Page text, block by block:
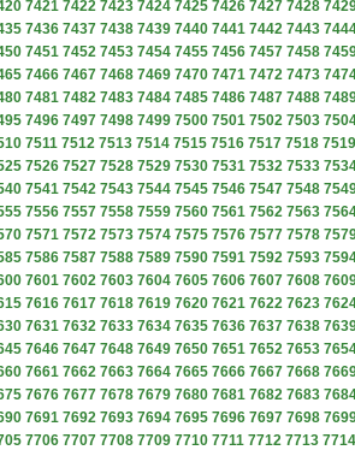
7421 7422 7423 7424 7425 7426 7427 7428
7436 7437 7438 7439 7440 7441 7442 7443
7451 7452 7453 7454 7455 7456 7457 7458
7466 7467 7468 7469 7470 7471 7472 7473
7481 7482 7483 7484 7485 7486 7487 7488
7496 7497 7498 7499 7500 7501 7502 7503
7511 7512 7513 7514 7515 7516 7517 7518 7519
7526 7527 7528 7529 7530 7531 7532 7533
7541 7542 7543 7544 7545 7546 7547 7548
7556 7557 7558 7559 7560 7561 7562 7563
7571 7572 7573 7574 7575 7576 7577 7578
7586 7587 7588 7589 7590 7591 7592 7593
7601 7602 7603 7604 7605 7606 7607 7608
7616 7617 7618 7619 7620 7621 7622 7623
7631 7632 7633 7634 7635 7636 7637 7638
7646 7647 7648 7649 7650 7651 7652 7653
7661 7662 7663 7664 7665 7666 7667 7668
7676 7677 7678 7679 7680 7681 7682 7683
7691 7692 7693 7694 7695 7696 7697 7698
7706 7707 7708 7709 7710 7711 7712 7713 7714